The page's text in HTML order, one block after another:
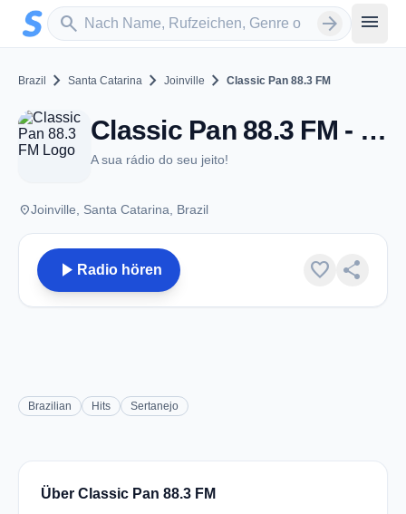
Zum Hauptinhalt springen
search
Sender suchen arrow_forward menu
Brazil chevron_right Santa Catarina chevron_right Joinville chevron_right Classic Pan 88.3 FM
Classic Pan 88.3 FM - FM 88.3 - Joinville
A sua rádio do seu jeito!
placeJoinville, Santa Catarina, Brazil
play_arrow Radio hören favorite share
Brazilian Hits Sertanejo
Über Classic Pan 88.3 FM